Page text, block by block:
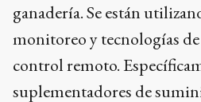
ganadería. Se están
monitoreo y tecnologías
control remoto.
suplementadores de